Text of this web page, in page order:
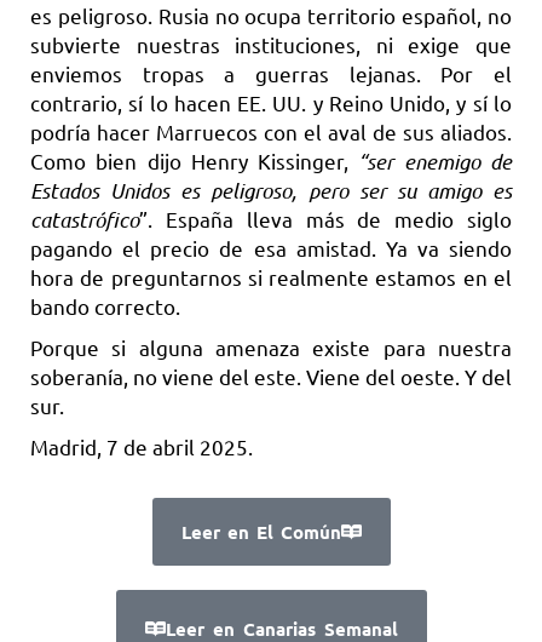
es peligroso. Rusia no ocupa territorio español, no
subvierte nuestras instituciones, ni exige que
enviemos tropas a guerras lejanas. Por el
contrario, sí lo hacen EE. UU. y Reino Unido, y sí lo
podría hacer Marruecos con el aval de sus aliados.
Como bien dijo Henry Kissinger,
“ser enemigo de
Estados Unidos es peligroso, pero ser su amigo es
catastrófico”. España lleva más de medio siglo
pagando el precio de esa amistad. Ya va siendo
hora de preguntarnos si realmente estamos en el
bando correcto.
Porque si alguna amenaza existe para nuestra
soberanía, no viene del este. Viene del oeste. Y del
sur.
Madrid, 7 de abril 2025.
Leer en El Común
Leer en Canarias Semanal